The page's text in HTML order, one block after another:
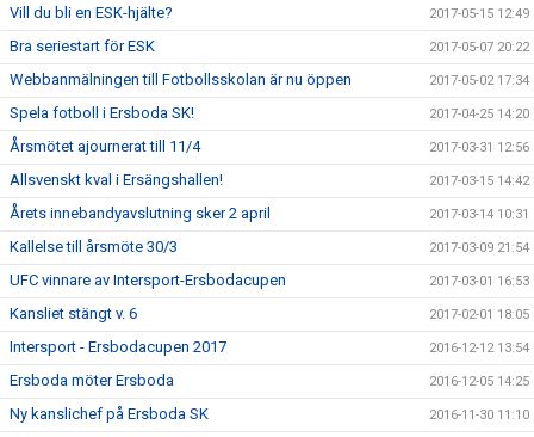
Vill du bli en ESK-hjälte? 2017-05-15 12:49
Bra seriestart för ESK 2017-05-07 20:22
Webbanmälningen till Fotbollsskolan är nu öppen 2017-05-02 17:34
Spela fotboll i Ersboda SK! 2017-04-25 14:20
Årsmötet ajournerat till 11/4 2017-03-31 12:56
Allsvenskt kval i Ersängshallen! 2017-03-15 14:42
Årets innebandyavslutning sker 2 april 2017-03-14 10:31
Kallelse till årsmöte 30/3 2017-03-09 21:54
UFC vinnare av Intersport-Ersbodacupen 2017-03-01 16:53
Kansliet stängt v. 6 2017-02-01 18:05
Intersport - Ersbodacupen 2017 2016-12-12 13:54
Ersboda möter Ersboda 2016-12-05 14:25
Ny kanslichef på Ersboda SK 2016-11-30 11:10